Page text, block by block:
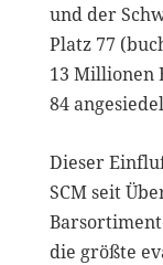
und der
Platz 77
13 Millionen
84
Dieser
SCM seit
die größte